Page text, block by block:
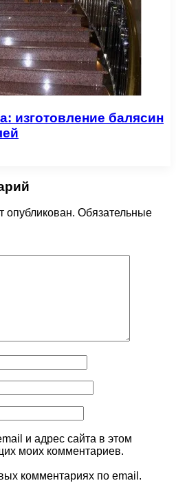
изготовление балясин
опубликован. Обязательные
и адрес сайта в этом
моих комментариев.
комментариях по email.